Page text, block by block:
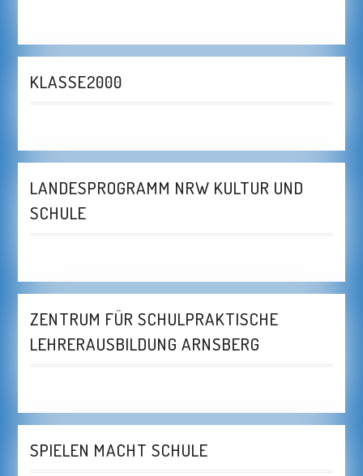
KLASSE2000
LANDESPROGRAMM NRW KULTUR UND
SCHULE
ZENTRUM FÜR SCHULPRAKTISCHE
LEHRERAUSBILDUNG ARNSBERG
SPIELEN MACHT SCHULE